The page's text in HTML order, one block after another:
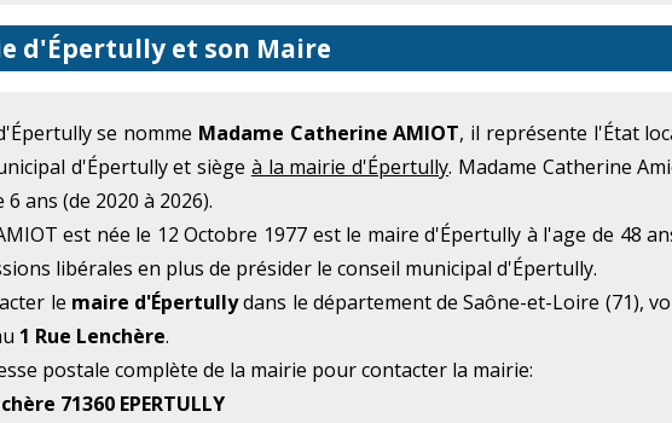
d'Épertully et son Maire
se nomme Madame Catherine AMIOT, il représente l'État
d'Épertully et siège à la mairie d'Épertully. Madame Catherine
6 ans (de 2020 à 2026).
est née le 12 Octobre 1977 est le maire d'Épertully à l'age de 48
libérales en plus de présider le conseil municipal d'Épertully.
le maire d'Épertullydans le département de Saône-et-Loire (71),
1 Rue Lenchère.
postale complète de la mairie pour contacter la mairie:
71360 EPERTULLY